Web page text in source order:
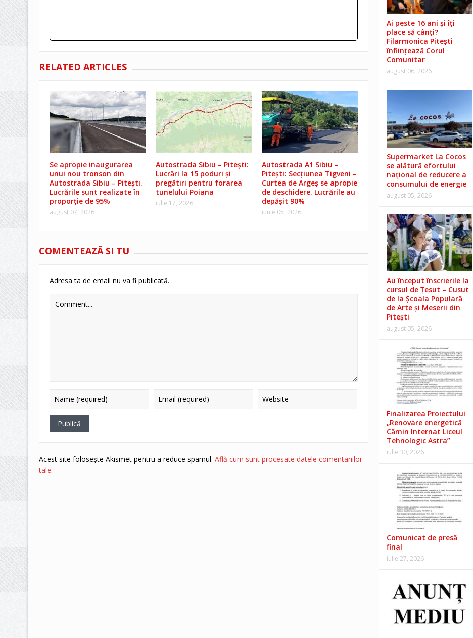
RELATED ARTICLES
Se apropie inaugurarea
unui nou tronson din
Autostrada Sibiu – Pitești.
Lucrările sunt realizate în
proporție de 95%
august 07, 2026
Autostrada Sibiu – Pitești:
Lucrări la 15 poduri și
pregătiri pentru forarea
tunelului Poiana
iulie 17, 2026
Autostrada A1 Sibiu –
Pitești: Secțiunea Tigveni –
Curtea de Argeș se apropie
de deschidere. Lucrările au
depășit 90%
iunie 05, 2026
COMENTEAZĂ ŞI TU
Adresa ta de email nu va fi publicată.
Acest site folosește Akismet pentru a reduce spamul. Află cum sunt procesate datele comentariilor
tale.
Ai peste 16 ani și îți
place să cânți?
Filarmonica Pitești
înființează Corul
Comunitar
august 06, 2026
Supermarket La Cocos
se alătură efortului
național de reducere a
consumului de energie
august 05, 2026
Au început înscrierile la
cursul de Țesut – Cusut
de la Școala Populară
de Arte și Meserii din
Pitești
august 05, 2026
Finalizarea Proiectului
„Renovare energetică
Cămin Internat Liceul
Tehnologic Astra”
iulie 30, 2026
Comunicat de presă
final
iulie 27, 2026